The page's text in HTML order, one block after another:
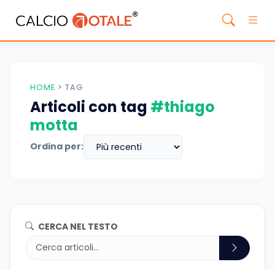
HOME > TAG
Articoli con tag #thiago
motta
Ordina per:
CERCA NEL TESTO